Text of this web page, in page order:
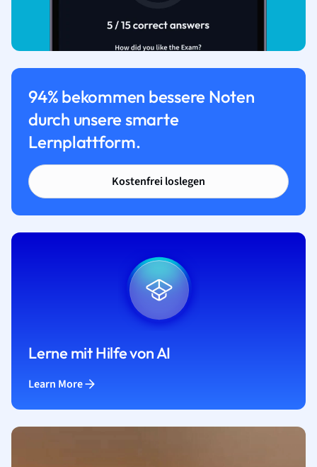
94% bekommen bessere Noten
durch unsere smarte
Lernplattform.
Kostenfrei loslegen
Lerne mit Hilfe von AI
Learn More